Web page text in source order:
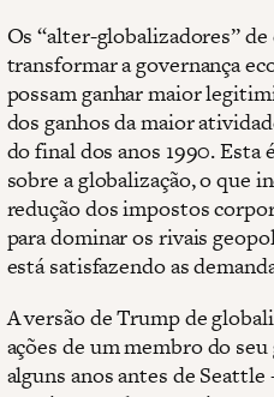
Os “alter-globalizadores”
transformar a governança
possam ganhar maior
dos ganhos da maior
do final dos anos 1990.
sobre a globalização, o que
redução dos impostos
para dominar os rivais
está satisfazendo as
A versão de Trump de
ações de um membro do
alguns anos antes de